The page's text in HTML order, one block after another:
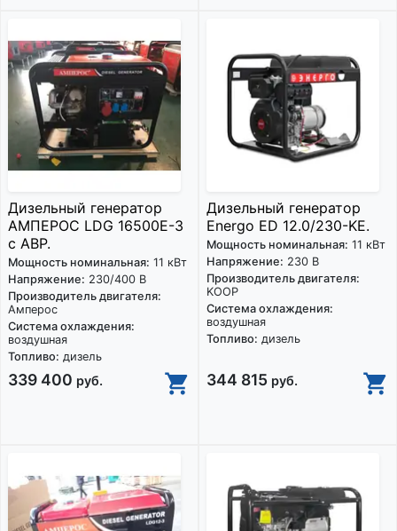
Дизельный генератор
АМПЕРОС LDG 16500E-3
с АВР.
Мощность номинальная: 11 кВт
Напряжение: 230/400 В
Производитель двигателя:
Амперос
Система охлаждения:
воздушная
Топливо: дизель
339 400 руб.
Дизельный генератор
Energo ED 12.0/230-KE.
Мощность номинальная: 11 кВт
Напряжение: 230 В
Производитель двигателя:
KOOP
Система охлаждения:
воздушная
Топливо: дизель
344 815 руб.